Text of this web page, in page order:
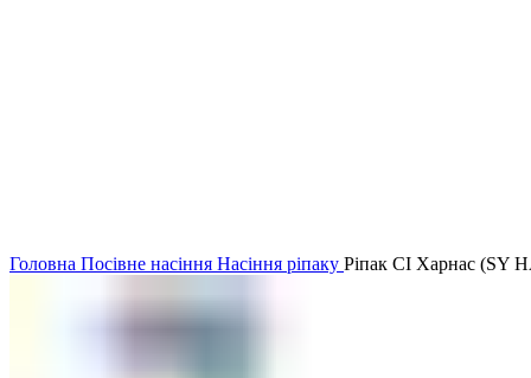
Головна Посівне насіння Насіння ріпаку Ріпак СІ Харнас (SY